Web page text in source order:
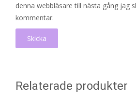
denna webbläsare till nästa gång jag
kommentar.
Relaterade produkter